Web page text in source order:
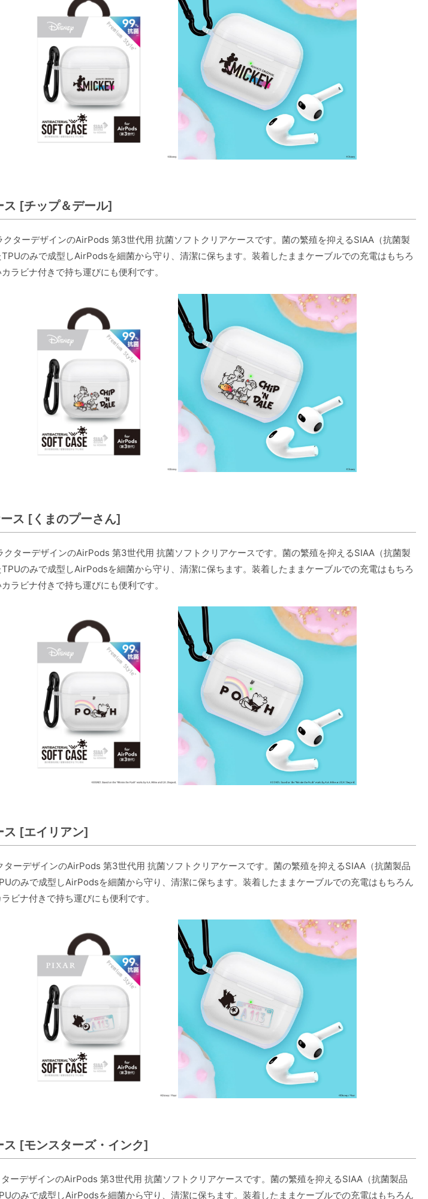
[チップ＆デール]
ターデザインのAirPods 第3世代用 抗菌ソフトクリアケースです。菌の繁殖を抑えるSIAA（抗菌製
のみで成型しAirPodsを細菌から守り、清潔に保ちます。装着したままケーブルでの充電はもちろ
ラビナ付きで持ち運びにも便利です。
ス [くまのプーさん]
クターデザインのAirPods 第3世代用 抗菌ソフトクリアケースです。菌の繁殖を抑えるSIAA（抗菌製
のみで成型しAirPodsを細菌から守り、清潔に保ちます。装着したままケーブルでの充電はもちろ
ラビナ付きで持ち運びにも便利です。
[エイリアン]
ターデザインのAirPods 第3世代用 抗菌ソフトクリアケースです。菌の繁殖を抑えるSIAA（抗菌製品
のみで成型しAirPodsを細菌から守り、清潔に保ちます。装着したままケーブルでの充電はもちろん
ビナ付きで持ち運びにも便利です。
[モンスターズ・インク]
ーデザインのAirPods 第3世代用 抗菌ソフトクリアケースです。菌の繁殖を抑えるSIAA（抗菌製品
のみで成型しAirPodsを細菌から守り、清潔に保ちます。装着したままケーブルでの充電はもちろん